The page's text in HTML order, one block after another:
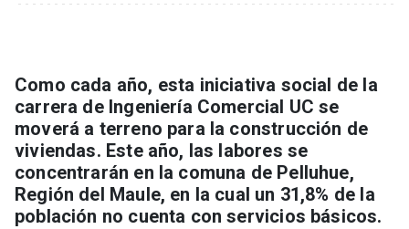
Como cada año, esta iniciativa social de la
carrera de Ingeniería Comercial UC se
moverá a terreno para la construcción de
viviendas. Este año, las labores se
concentrarán en la comuna de Pelluhue,
Región del Maule, en la cual un 31,8% de la
población no cuenta con servicios básicos.